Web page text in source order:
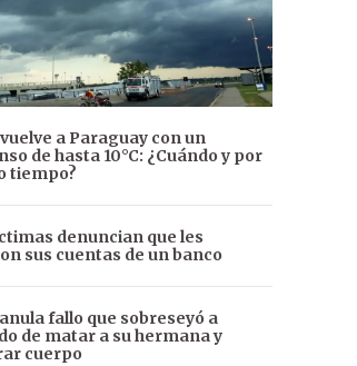
a Paraguay con un
de hasta 10°C: ¿Cuándo y por
tiempo?
denuncian que les
sus cuentas de un banco
fallo que sobreseyó a
de matar a su hermana y
cuerpo